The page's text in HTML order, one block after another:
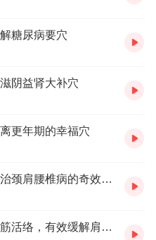
糖尿病要穴
阴益肾大补穴
更年期的幸福穴
451十二|穴位养生篇|后溪：通治颈肩腰椎病的奇效大穴
452十二|穴位养生篇|天宗：舒筋活络，有效缓解肩背疼痛